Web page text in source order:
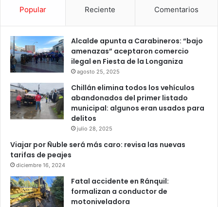
Popular Reciente Comentarios
Alcalde apunta a Carabineros: “bajo
amenazas” aceptaron comercio
ilegal en Fiesta de la Longaniza
agosto 25, 2025
Chillán elimina todos los vehículos
abandonados del primer listado
municipal: algunos eran usados para
delitos
julio 28, 2025
Viajar por Ñuble será más caro: revisa las nuevas
tarifas de peajes
diciembre 16, 2024
Fatal accidente en Ránquil:
formalizan a conductor de
motoniveladora